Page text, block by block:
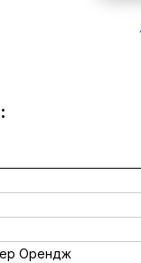
Орендж